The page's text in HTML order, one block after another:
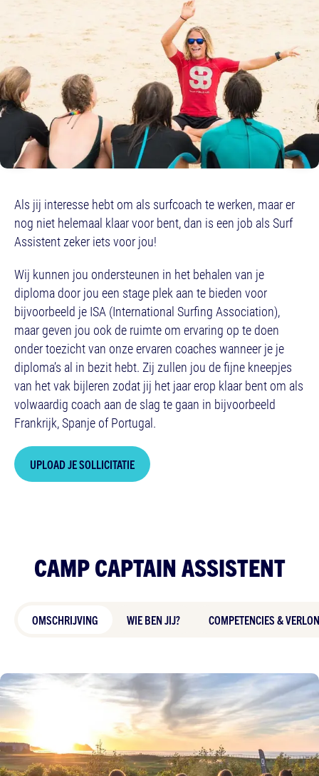
Als jij interesse hebt om als surfcoach te werken, maar er
nog niet helemaal klaar voor bent, dan is een job als Surf
Assistent zeker iets voor jou!
Wij kunnen jou ondersteunen in het behalen van je
diploma door jou een stage plek aan te bieden voor
bijvoorbeeld je ISA (International Surfing Association),
maar geven jou ook de ruimte om ervaring op te doen
onder toezicht van onze ervaren coaches wanneer je je
diploma’s al in bezit hebt. Zij zullen jou de fijne kneepjes
van het vak bijleren zodat jij het jaar erop klaar bent om als
volwaardig coach aan de slag te gaan in bijvoorbeeld
Frankrijk, Spanje of Portugal.
UPLOAD JE SOLLICITATIE
CAMP CAPTAIN ASSISTENT
OMSCHRIJVING WIE BEN JIJ? COMPETENCIES &